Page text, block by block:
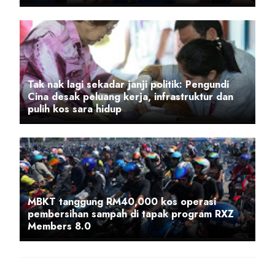
Tak nak lagi sekadar janji politik: Pengundi
Cina desak peluang kerja, infrastruktur dan
pulih kos sara hidup
MBKT tanggung RM40,000 kos operasi
pembersihan sampah di tapak program RXZ
Members 8.0